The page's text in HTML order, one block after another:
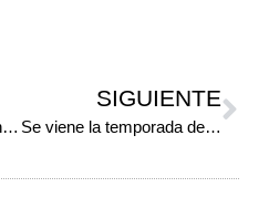
Fiebre de sábado por la noche
SIGUIENTE
Se viene la temporada de “tría”